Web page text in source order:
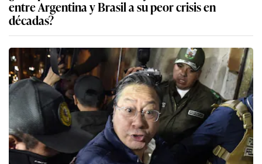
entre Argentina y Brasil a su peor crisis en
décadas?